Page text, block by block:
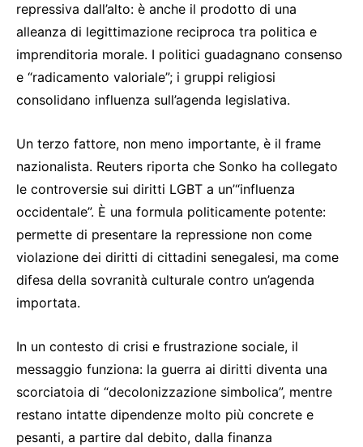
repressiva dall’alto: è anche il prodotto di una
alleanza di legittimazione reciproca tra politica e
imprenditoria morale. I politici guadagnano consenso
e “radicamento valoriale”; i gruppi religiosi
consolidano influenza sull’agenda legislativa.
Un terzo fattore, non meno importante, è il frame
nazionalista. Reuters riporta che Sonko ha collegato
le controversie sui diritti LGBT a un’“influenza
occidentale”. È una formula politicamente potente:
permette di presentare la repressione non come
violazione dei diritti di cittadini senegalesi, ma come
difesa della sovranità culturale contro un’agenda
importata.
In un contesto di crisi e frustrazione sociale, il
messaggio funziona: la guerra ai diritti diventa una
scorciatoia di “decolonizzazione simbolica”, mentre
restano intatte dipendenze molto più concrete e
pesanti, a partire dal debito, dalla finanza